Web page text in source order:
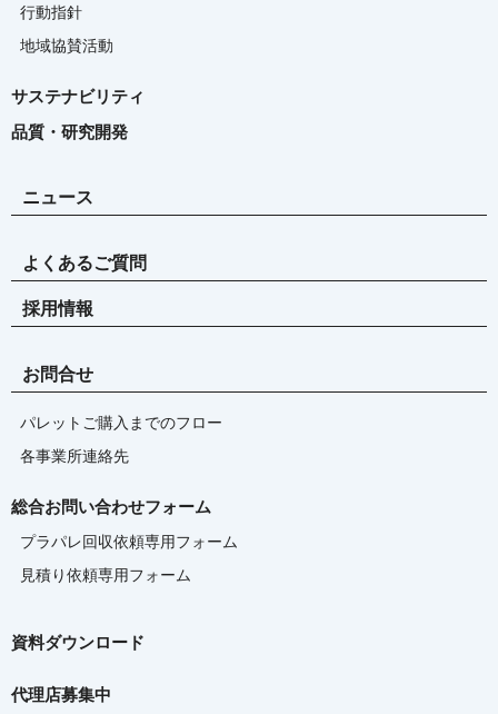
行動指針
地域協賛活動
サステナビリティ
品質・研究開発
ニュース
よくあるご質問
採用情報
お問合せ
パレットご購入までのフロー
各事業所連絡先
総合お問い合わせフォーム
プラパレ回収依頼専用フォーム
見積り依頼専用フォーム
資料ダウンロード
代理店募集中